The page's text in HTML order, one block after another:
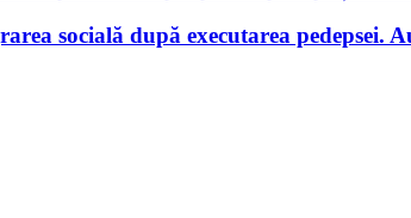
socială după executarea pedepsei.